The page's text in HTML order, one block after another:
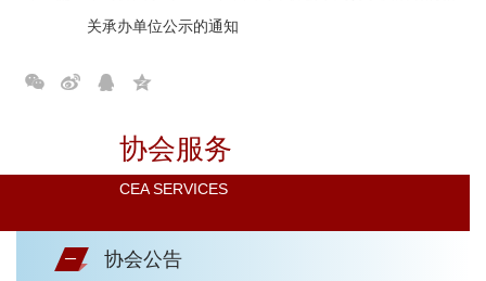
协会服务
CEA SERVICES
协会公告
关承办单位公示的通知